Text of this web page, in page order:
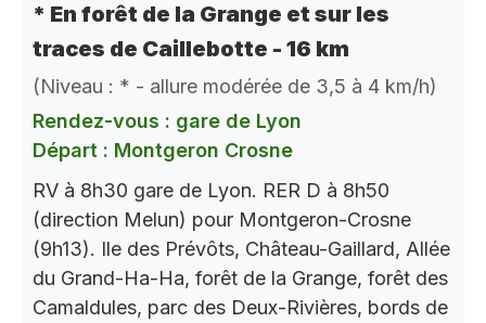
* En forêt de la Grange et sur les
traces de Caillebotte - 16 km
(Niveau : * - allure modérée de 3,5 à 4 km/h)
Rendez-vous : gare de Lyon
Départ : Montgeron Crosne
RV à 8h30 gare de Lyon. RER D à 8h50
(direction Melun) pour Montgeron-Crosne
(9h13). Ile des Prévôts, Château-Gaillard, Allée
du Grand-Ha-Ha, forêt de la Grange, forêt des
Camaldules, parc des Deux-Rivières, bords de